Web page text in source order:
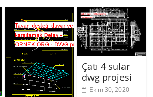
Çatı 4 sular
dwg projesi
Ekim 30, 2020